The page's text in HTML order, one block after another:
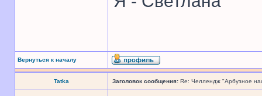
Вернуться к началу
Tatka Заголовок сообщения: Re: Челлендж "Арбузное